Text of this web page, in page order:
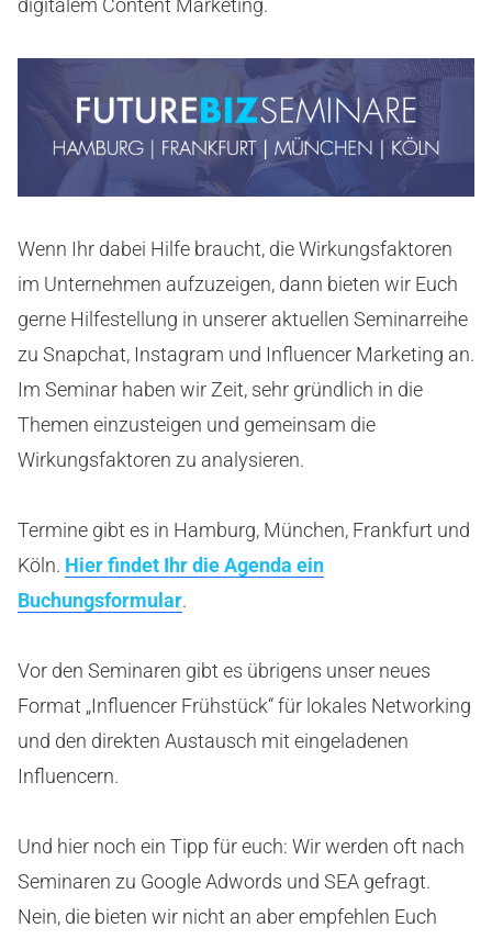
digitalem Content Marketing.
Wenn Ihr dabei Hilfe braucht, die Wirkungsfaktoren
im Unternehmen aufzuzeigen, dann bieten wir Euch
gerne Hilfestellung in unserer aktuellen Seminarreihe
zu Snapchat, Instagram und Influencer Marketing an.
Im Seminar haben wir Zeit, sehr gründlich in die
Themen einzusteigen und gemeinsam die
Wirkungsfaktoren zu analysieren.
Termine gibt es in Hamburg, München, Frankfurt und
Köln. Hier findet Ihr die Agenda ein
Buchungsformular.
Vor den Seminaren gibt es übrigens unser neues
Format „Influencer Frühstück“ für lokales Networking
und den direkten Austausch mit eingeladenen
Influencern.
Und hier noch ein Tipp für euch: Wir werden oft nach
Seminaren zu Google Adwords und SEA gefragt.
Nein, die bieten wir nicht an aber empfehlen Euch